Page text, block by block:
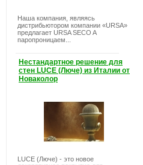
Наша компания, являясь
дистрибьютором компании «URSA»
предлагает URSA SECO A
паропроницаем...
Нестандартное решение для
стен LUCE (Люче) из Италии от
Новаколор
LUCE (Люче) - это новое